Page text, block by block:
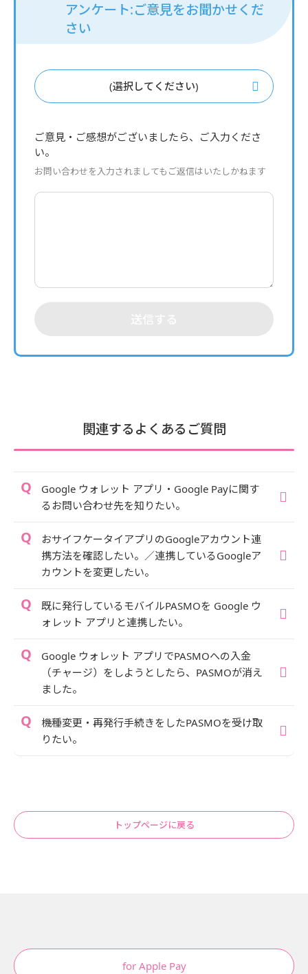
アンケート:ご意見をお聞かせくだ
さい
(選択してください)
ご意見・ご感想がございましたら、ご入力くださ
い。
お問い合わせを入力されましてもご返信はいたしかねます
送信する
関連するよくあるご質問
Google ウォレット アプリ・Google Payに関す
るお問い合わせ先を知りたい。
おサイフケータイアプリのGoogleアカウント連
携方法を確認したい。／連携しているGoogleア
カウントを変更したい。
既に発行しているモバイルPASMOを Google ウ
ォレット アプリと連携したい。
Google ウォレット アプリでPASMOへの入金
（チャージ）をしようとしたら、PASMOが消え
ました。
機種変更・再発行手続きをしたPASMOを受け取
りたい。
トップページに戻る
for Apple Pay